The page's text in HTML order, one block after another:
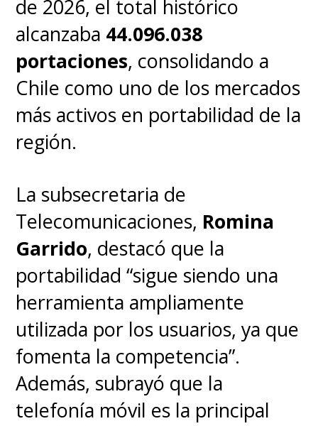
¿En cuántos países funciona?
El servicio está habilitado en
más de 160 países, incluyendo
los principales destinos en
Europa, América y Asia.
de 2026, el total histórico
alcanzaba 44.096.038
portaciones, consolidando a
Chile como uno de los mercados
más activos en portabilidad de la
región.
La subsecretaria de
Telecomunicaciones, Romina
Garrido, destacó que la
portabilidad “sigue siendo una
herramienta ampliamente
utilizada por los usuarios, ya que
fomenta la competencia”.
Además, subrayó que la
telefonía móvil es la principal